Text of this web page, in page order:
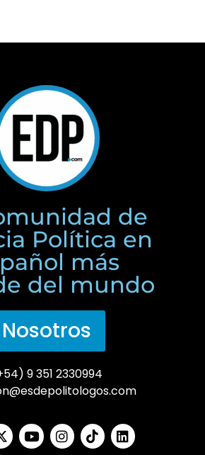
de
Política en
más
del mundo
Nosotros
9 351 2330994